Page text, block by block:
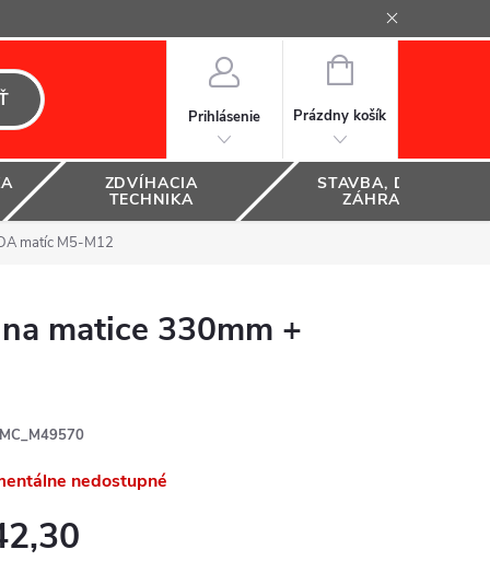
Prihlásenie
NÁKUPNÝ
Prázdny košík
ZDVÍHACIA
TECHNIKA
STAVBA, DOM A
ZÁHRADA
matíc M5-M12
matice 330mm +
MC_M49570
nedostupné